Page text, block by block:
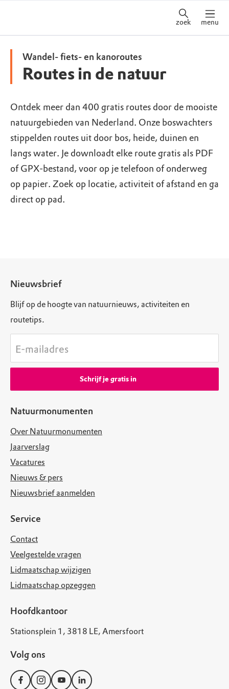
zoek menu
Wandel- fiets- en kanoroutes
Routes in de natuur
Ontdek meer dan 400 gratis routes door de mooiste
natuurgebieden van Nederland. Onze boswachters
stippelden routes uit door bos, heide, duinen en
langs water. Je downloadt elke route gratis als PDF
of GPX-bestand, voor op je telefoon of onderweg
op papier. Zoek op locatie, activiteit of afstand en ga
direct op pad.
Natuurmonumenten
Over Natuurmonumenten
Jaarverslag
Vacatures
Nieuws & pers
Nieuwsbrief aanmelden
Service
Contact
Veelgestelde vragen
Lidmaatschap wijzigen
Lidmaatschap opzeggen
Hoofdkantoor
Stationsplein 1, 3818 LE, Amersfoort
Volg ons
Nieuwsbrief
Blijf op de hoogte van natuurnieuws, activiteiten en
routetips.
E-mailadres
Schrijf je gratis in